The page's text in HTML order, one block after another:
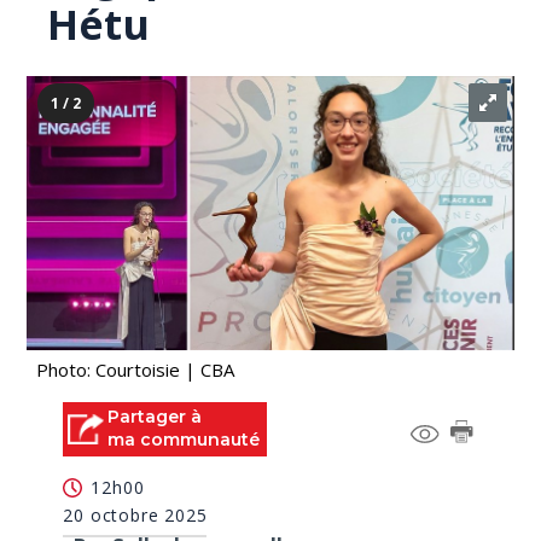
Hétu
1 / 2
Photo: Courtoisie | CBA
Partager à
ma communauté
12h00
20 octobre 2025